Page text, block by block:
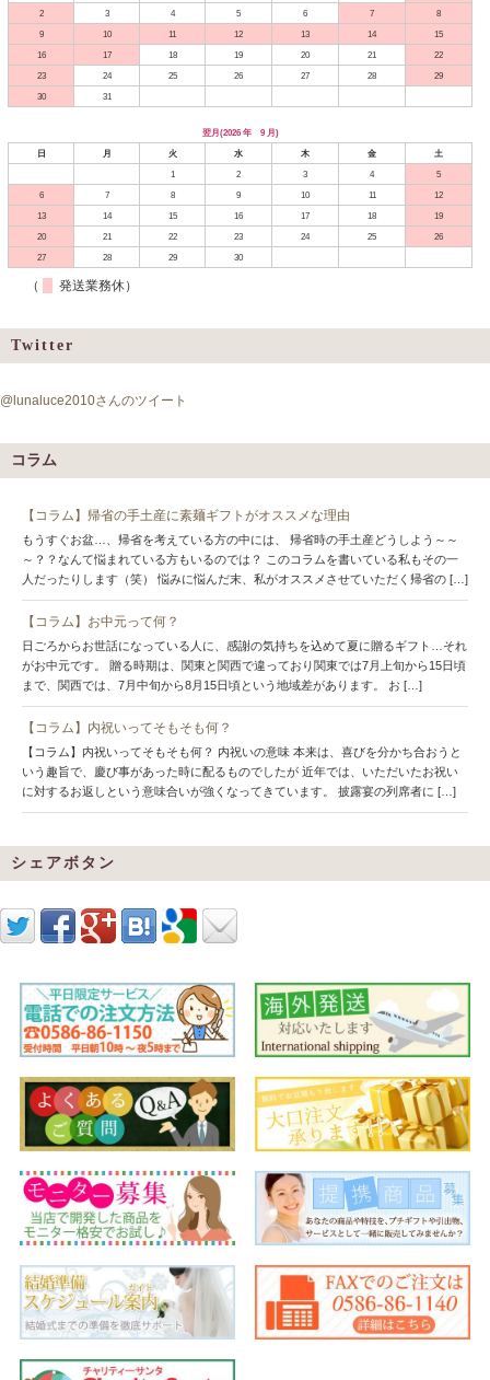
2
3 4 5 6 7
8
9
10 11 12 13 14
15
16
17 18 19 20 21
22
23
24 25 26 27 28
29
30
31
翌月(2026 年 9 月)
日
月 火 水 木 金
土
1
2 3 4
5
6
7 8 9 10 11
12
13
14 15 16 17 18
19
20
21 22 23 24 25
26
27
28 29 30
（ 発送業務休）
Twitter
@lunaluce2010さんのツイート
コラム
【コラム】帰省の手土産に素麺ギフトがオススメな理由
もうすぐお盆…、帰省を考えている方の中には、 帰省時の手土産どうしよう～～
～？？なんて悩まれている方もいるのでは？ このコラムを書いている私もその一
人だったりします（笑） 悩みに悩んだ末、私がオススメさせていただく帰省の […]
【コラム】お中元って何？
日ごろからお世話になっている人に、感謝の気持ちを込めて夏に贈るギフト…それ
がお中元です。 贈る時期は、関東と関西で違っており関東では7月上旬から15日頃
まで、関西では、7月中旬から8月15日頃という地域差があります。 お […]
【コラム】内祝いってそもそも何？
【コラム】内祝いってそもそも何？ 内祝いの意味 本来は、喜びを分かち合おうと
いう趣旨で、慶び事があった時に配るものでしたが 近年では、いただいたお祝い
に対するお返しという意味合いが強くなってきています。 披露宴の列席者に […]
シェアボタン